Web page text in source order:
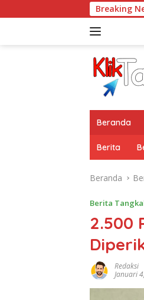
ke
Breaking
Beranda
Berita
Beranda
Berita
2.500
Redaksi
Januari